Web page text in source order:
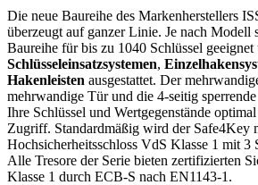
Die neue Baureihe des Markenherstellers
überzeugt auf ganzer Linie. Je nach Modell
Baureihe für bis zu 1040 Schlüssel
Schlüsseleinsatzsystemen,
Hakenleisten ausgestattet. Der
mehrwandige Tür und die 4-seitig
Ihre Schlüssel und Wertgegenstände
Zugriff. Standardmäßig wird der Safe4Key
Hochsicherheitsschloss VdS Klasse 1 mit 3
Alle Tresore der Serie bieten zertifizierten
Klasse 1 durch ECB-S nach EN1143-1.